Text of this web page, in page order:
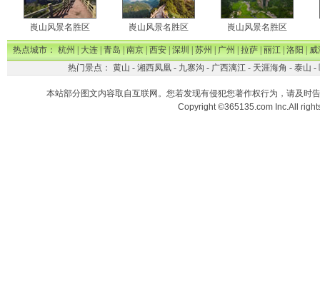
崀山风景名胜区 崀山风景名胜区 崀山风景名胜区
热点城市：杭州|大连|青岛|南京|西安|深圳|苏州|广州|拉萨|丽江|洛阳|威
热门景点： 黄山 - 湘西凤凰- 九寨沟 - 广西漓江- 天涯海角 - 泰山 -
本站部分图文内容取自互联网。您若发现有侵犯您著作权行为，请及时
Copyright ©365135.com Inc.All